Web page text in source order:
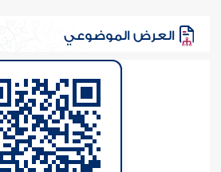
العرض الموضوعي